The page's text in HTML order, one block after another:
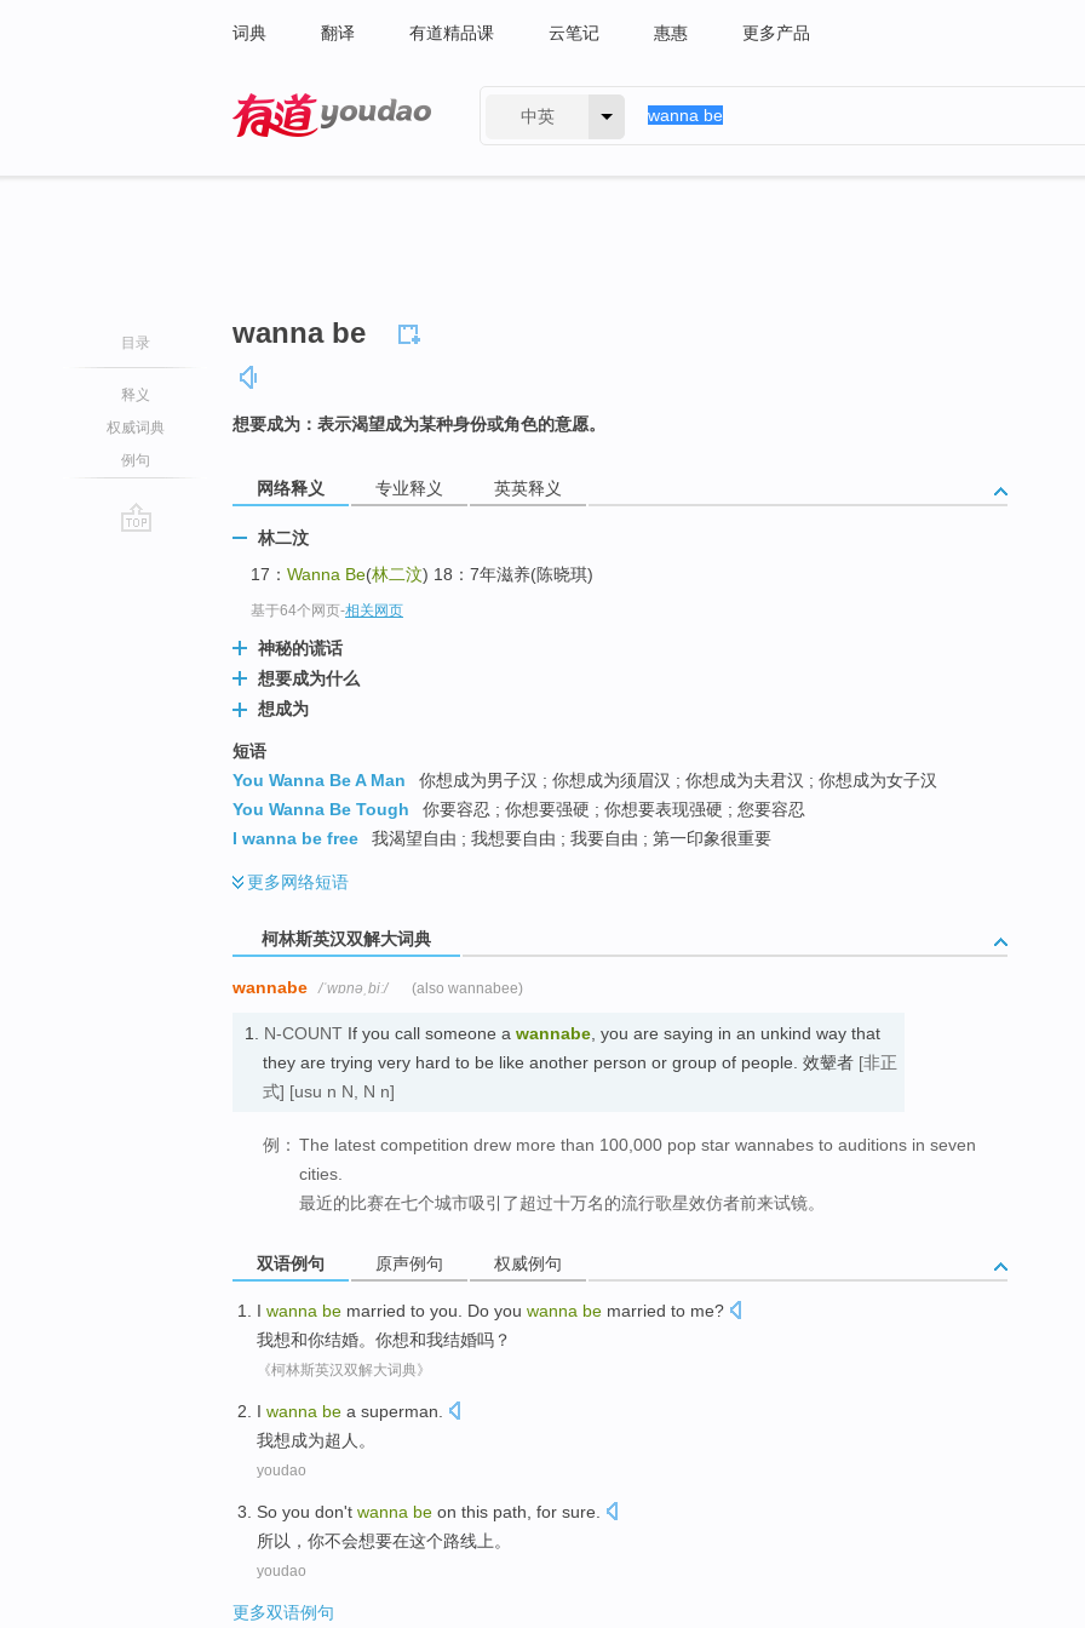
词典 翻译 有道精品课 云笔记 惠惠 更多产品
中英
目录
释义
权威词典
例句
wanna be
想要成为：表示渴望成为某种身份或角色的意愿。
网络释义 专业释义 英英释义
林二汶
17： Wanna Be(林二汶) 18：7年滋养(陈晓琪)
基于64个网页-相关网页
神秘的谎话
想要成为什么
想成为
短语
You Wanna Be A Man
你想成为男子汉 ; 你想成为须眉汉 ; 你想成为夫君汉 ; 你想成为女子汉
You Wanna Be Tough
你要容忍 ; 你想要强硬 ; 你想要表现强硬 ; 您要容忍
I wanna be free
我渴望自由 ; 我想要自由 ; 我要自由 ; 第一印象很重要
更多网络短语
柯林斯英汉双解大词典
wannabe /ˈwɒnəˌbiː/ (also wannabee)
1. N-COUNT If you call someone a wannabe , you are saying in an unkind way that
they are trying very hard to be like another person or group of people. 效颦者 [非正
式] [usu n N, N n]
例： The latest competition drew more than 100,000 pop star wannabes to auditions in seven
cities.
最近的比赛在七个城市吸引了超过十万名的流行歌星效仿者前来试镜。
双语例句 原声例句 权威例句
I wanna be married to you. Do you wanna be married to me?
我想和你结婚。你想和我结婚吗？
《柯林斯英汉双解大词典》
I wanna be a superman
我想成为超人 。
youdao
So you don't wanna be on this path , for sure.
所以 ， 你不会想要在这个路线上。
youdao
更多双语例句